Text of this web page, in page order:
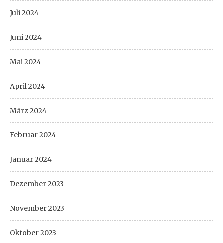
Juli 2024
Juni 2024
Mai 2024
April 2024
März 2024
Februar 2024
Januar 2024
Dezember 2023
November 2023
Oktober 2023